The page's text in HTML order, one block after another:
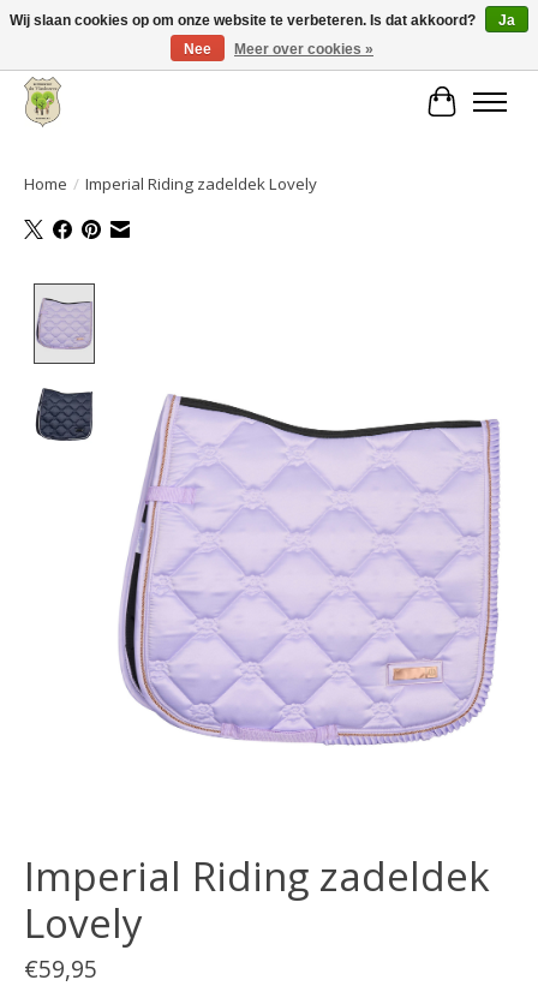
Grote keuze aan producten en snelle verzending!
Home / Imperial Riding zadeldek Lovely
Imperial Riding zadeldek
Lovely
€59,95
Wij slaan cookies op om onze website te verbeteren. Is dat akkoord?
Ja
Nee
Meer over cookies »